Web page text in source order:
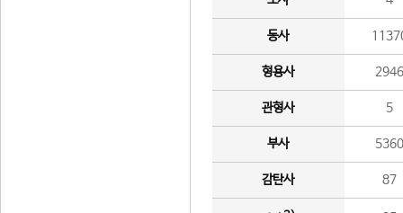
동사
형용사 2946
관형사 5
부사 5360
감탄사 87